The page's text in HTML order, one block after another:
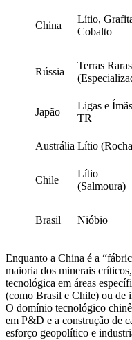
China
Lítio,
Cobalto
Rússia
Terras Raras
Japão
Ligas e
TR
Austrália Lítio
Chile
Lítio
(Salmoura)
Brasil Nióbio
Enquanto a China é a
maioria dos minerais
tecnológica em áreas
(como Brasil e Chile) ou de
O domínio tecnológico
em P&D e a construção de
esforço geopolítico e